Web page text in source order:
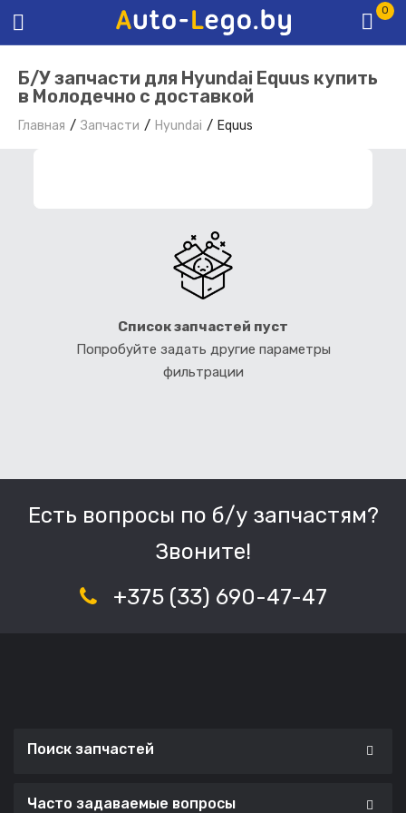
0
Б/У запчасти для Hyundai Equus купить
в Молодечно с доставкой
Главная Запчасти Hyundai Equus
Список запчастей пуст
Попробуйте задать другие параметры
фильтрации
Есть вопросы по б/у запчастям?
Звоните!
+375 (33) 690-47-47
Поиск запчастей
Часто задаваемые вопросы